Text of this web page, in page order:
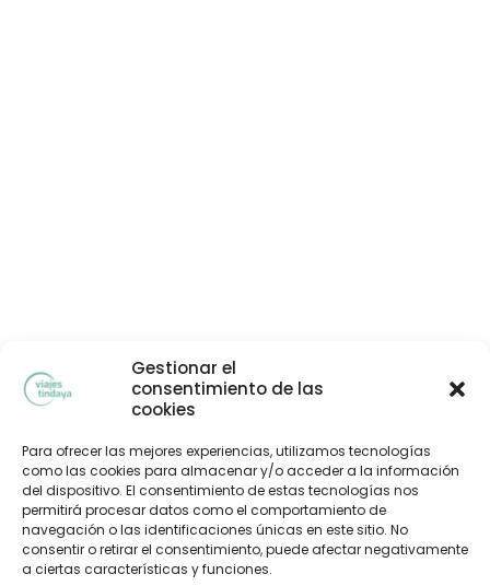
Gestionar el
consentimiento de las
cookies
Para ofrecer las mejores experiencias, utilizamos tecnologías
como las cookies para almacenar y/o acceder a la información
del dispositivo. El consentimiento de estas tecnologías nos
permitirá procesar datos como el comportamiento de
navegación o las identificaciones únicas en este sitio. No
consentir o retirar el consentimiento, puede afectar negativamente
a ciertas características y funciones.